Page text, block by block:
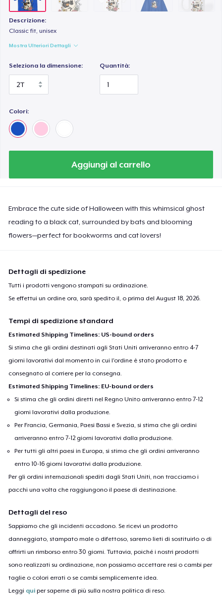
Descrizione:
Classic fit, unisex
Mostra Ulteriori Dettagli
Seleziona la dimensione: Quantità:
Colori:
Aggiungi al carrello
Embrace the cute side of Halloween with this whimsical ghost
reading to a black cat, surrounded by bats and blooming
flowers—perfect for bookworms and cat lovers!
Dettagli di spedizione
Tutti i prodotti vengono stampati su ordinazione.
Se effettui un ordine ora, sarà spedito il, o prima delAugust 18, 2026.
Tempi di spedizione standard
Estimated Shipping Timelines: US-bound orders
Si stima che gli ordini destinati agli Stati Uniti arriveranno entro 4-7
giorni lavorativi dal momento in cui l'ordine è stato prodotto e
consegnato al corriere per la consegna.
Estimated Shipping Timelines: EU-bound orders
Si stima che gli ordini diretti nel Regno Unito arriveranno entro 7-12
giorni lavorativi dalla produzione.
Per Francia, Germania, Paesi Bassi e Svezia, si stima che gli ordini
arriveranno entro 7-12 giorni lavorativi dalla produzione.
Per tutti gli altri paesi in Europa, si stima che gli ordini arriveranno
entro 10-16 giorni lavorativi dalla produzione.
Per gli ordini internazionali spediti dagli Stati Uniti, non tracciamo i
pacchi una volta che raggiungono il paese di destinazione.
Dettagli del reso
Sappiamo che gli incidenti accadono. Se ricevi un prodotto
danneggiato, stampato male o difettoso, saremo lieti di sostituirlo o di
offrirti un rimborso entro 30 giorni. Tuttavia, poiché i nostri prodotti
sono realizzati su ordinazione, non possiamo accettare resi o cambi per
taglie o colori errati o se cambi semplicemente idea.
Leggi qui per saperne di più sulla nostra politica di reso.
Toddler Classic Tee